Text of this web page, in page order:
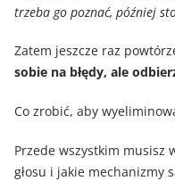
trzeba go poznać, później
Zatem jeszcze raz
sobie na błędy, ale
Co zrobić, aby
Przede wszystkim musisz
głosu i jakie mechanizmy